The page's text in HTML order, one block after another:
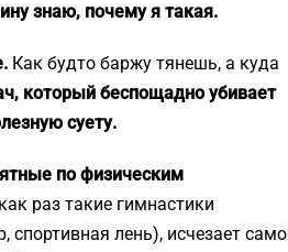
знаю, почему я такая.
Как будто баржу тянешь, а куда
который беспощадно убивает
суету.
по физическим
раз такие гимнастики
спортивная лень), исчезает само